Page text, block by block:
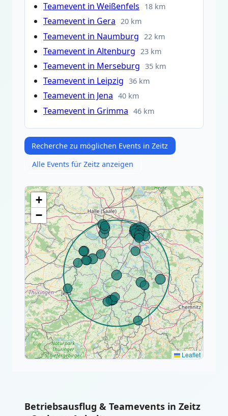
Teamevent in Weißenfels 18 km
Teamevent in Gera 20 km
Teamevent in Naumburg 22 km
Teamevent in Altenburg 23 km
Teamevent in Merseburg 35 km
Teamevent in Leipzig 36 km
Teamevent in Jena 40 km
Teamevent in Grimma 46 km
Recherche zu möglichen Events in Zeitz
Alle Events für Zeitz anzeigen
+
−
Leaflet
Betriebsausflug & Teamevents in Zeitz